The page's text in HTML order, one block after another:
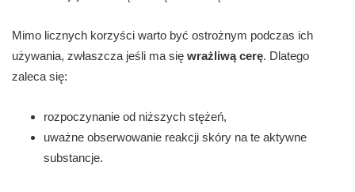
Mimo licznych korzyści warto być ostrożnym podczas ich
używania, zwłaszcza jeśli ma się wrażliwą cerę. Dlatego
zaleca się:
rozpoczynanie od niższych stężeń,
uważne obserwowanie reakcji skóry na te aktywne
substancje.